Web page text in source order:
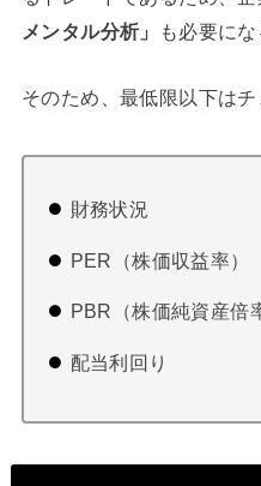
メンタル分析」
も必要にな
そのため、最低限以下は
財務状況
PER（株価収益率）
PBR（株価純資産倍
配当利回り